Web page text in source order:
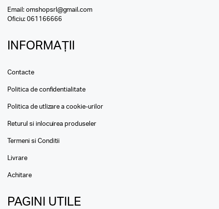
Email: omshopsrl@gmail.com
Oficiu: 061166666
INFORMAȚII
Contacte
Politica de confidentialitate
Politica de utlizare a cookie-urilor
Returul si inlocuirea produseler
Termeni si Conditii
Livrare
Achitare
PAGINI UTILE